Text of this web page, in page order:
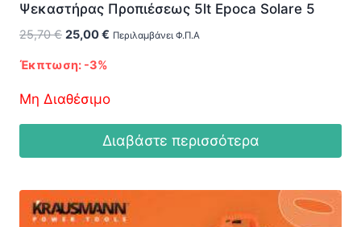
Ψεκαστήρας Προπιέσεως 5lt Epoca Solare 5
25,70€ Original
was:
25,70 €.
25,00€ Η
Περιλαμβάνει Φ.Π.Α
Έκπτωση: -3%
Μη Διαθέσιμο
Διαβάστε περισσότερα